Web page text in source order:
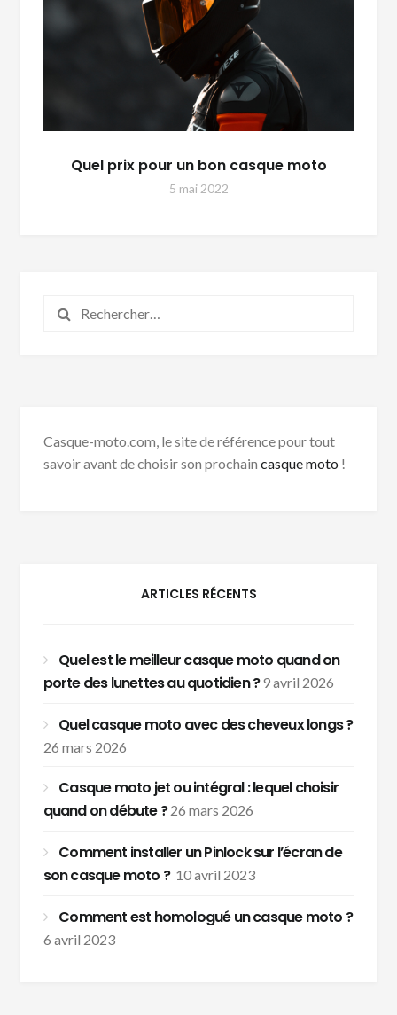
Quel prix pour un bon casque moto
5 mai 2022
Rechercher :
Casque-moto.com, le site de référence pour tout
savoir avant de choisir son prochain casque moto !
ARTICLES RÉCENTS
Quel est le meilleur casque moto quand on
porte des lunettes au quotidien ? 9 avril 2026
Quel casque moto avec des cheveux longs ?
26 mars 2026
Casque moto jet ou intégral : lequel choisir
quand on débute ? 26 mars 2026
Comment installer un Pinlock sur l’écran de
son casque moto ? 10 avril 2023
Comment est homologué un casque moto ?
6 avril 2023